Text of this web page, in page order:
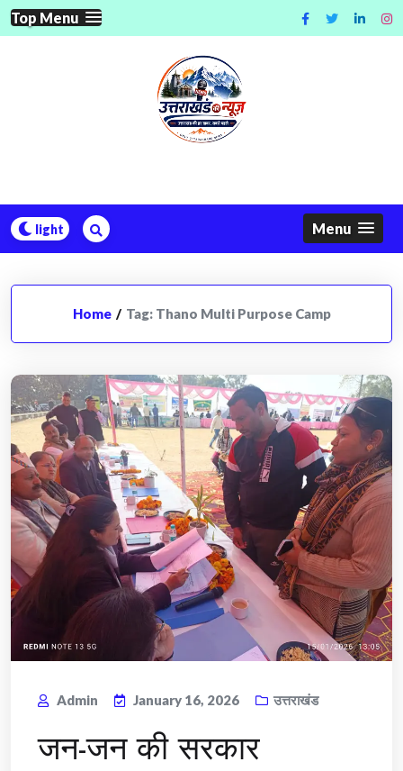
Skip
to
Top Menu
Menu
Home / Tag: Thano Multi Purpose Camp
Admin January 16, 2026 उत्तराखंड
जन-जन की सरकार